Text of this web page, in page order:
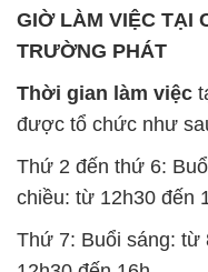
GIỜ LÀM VIỆC TẠI
TRƯỜNG PHÁT
Thời gian làm việc
được tổ chức như
Thứ 2 đến thứ 6:
chiều: từ 12h30 đến
Thứ 7: Buổi sáng: từ